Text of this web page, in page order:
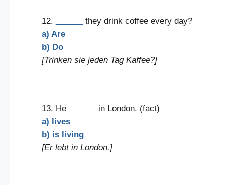
12.
they drink coffee every day?
a) Are
b) Do
[Trinken sie jeden Tag Kaffee?]
13. He
in London. (fact)
a) lives
b) is living
[Er lebt in London.]